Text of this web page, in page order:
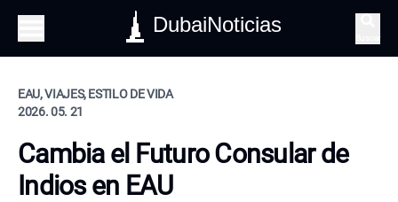
DubaiNoticias
EAU, VIAJES, ESTILO DE VIDA
2026. 05. 21
Cambia el Futuro Consular de
Indios en EAU